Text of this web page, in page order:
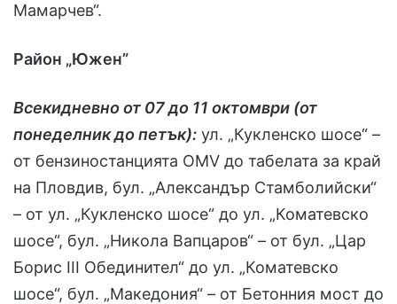
Мамарчев“.
Район „Южен”
Всекидневно от 07 до 11 октомври (от
понеделник до петък): ул. „Кукленско шосе“ –
от бензиностанцията OMV до табелата за край
на Пловдив, бул. „Александър Стамболийски“
– от ул. „Кукленско шосе“ до ул. „Коматевско
шосе“, бул. „Никола Вапцаров“ – от бул. „Цар
Борис III Обединител“ до ул. „Коматевско
шосе“, бул. „Македония“ – от Бетонния мост до